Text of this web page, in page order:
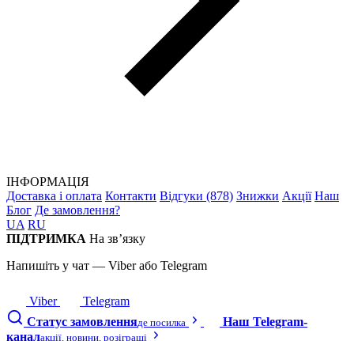
ІНФОРМАЦІЯ
Доставка і оплата Контакти Відгуки (878) Знижки Акції Наш
Блог Де замовлення?
UA RU
ПІДТРИМКА На зв’язку
Напишіть у чат — Viber або Telegram
Viber
Telegram
Статус замовленняде посилка
Наш Telegram-
каналакції, новини, розіграші